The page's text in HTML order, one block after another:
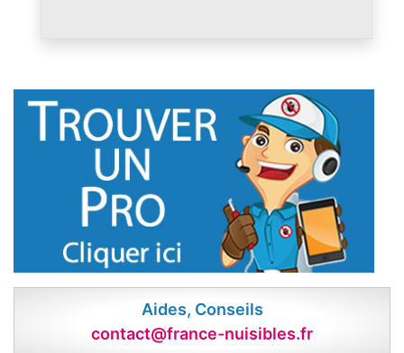
Aides, Conseils
contact@france-nuisibles.fr